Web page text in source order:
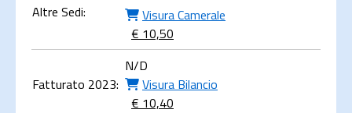
Altre Sedi:
Visura Camerale
€ 10,50
Fatturato 2023:
N/D
Visura Bilancio
€ 10,40